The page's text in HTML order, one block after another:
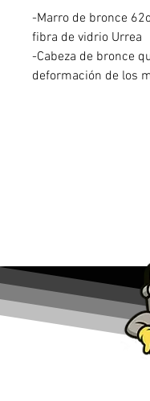
-Marro de bronce
fibra de vidrio Urrea
-Cabeza de bronce
deformación de los